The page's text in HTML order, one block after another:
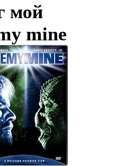
мой
mine